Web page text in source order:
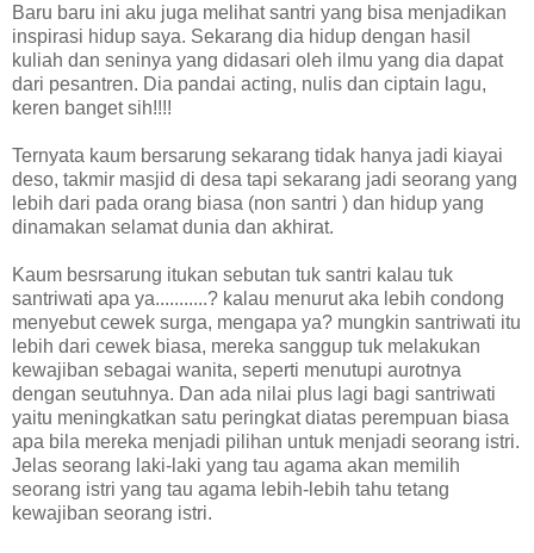
Baru baru ini aku juga melihat santri yang bisa menjadikan
inspirasi hidup saya. Sekarang dia hidup dengan hasil
kuliah dan seninya yang didasari oleh ilmu yang dia dapat
dari pesantren. Dia pandai acting, nulis dan ciptain lagu,
keren banget sih!!!!
Ternyata kaum bersarung sekarang tidak hanya jadi kiayai
deso, takmir masjid di desa tapi sekarang jadi seorang yang
lebih dari pada orang biasa (non santri ) dan hidup yang
dinamakan selamat dunia dan akhirat.
Kaum besrsarung itukan sebutan tuk santri kalau tuk
santriwati apa ya...........? kalau menurut aka lebih condong
menyebut cewek surga, mengapa ya? mungkin santriwati itu
lebih dari cewek biasa, mereka sanggup tuk melakukan
kewajiban sebagai wanita, seperti menutupi aurotnya
dengan seutuhnya. Dan ada nilai plus lagi bagi santriwati
yaitu meningkatkan satu peringkat diatas perempuan biasa
apa bila mereka menjadi pilihan untuk menjadi seorang istri.
Jelas seorang laki-laki yang tau agama akan memilih
seorang istri yang tau agama lebih-lebih tahu tetang
kewajiban seorang istri.